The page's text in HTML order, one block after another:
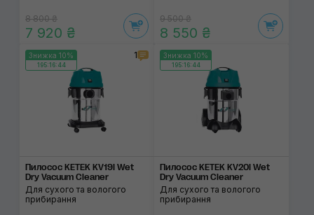
8 800 ₴
7 920 ₴
9 500 ₴
8 550 ₴
Знижка 10%
195:16:44
1
Пилосос KETEK KV19I Wet
Dry Vacuum Cleaner
Для сухого та вологого
прибирання
Знижка 10%
195:16:44
Пилосос KETEK KV20I Wet
Dry Vacuum Cleaner
Для сухого та вологого
прибирання